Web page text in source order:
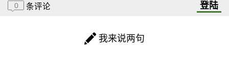
0 条评论 登陆
我来说两句